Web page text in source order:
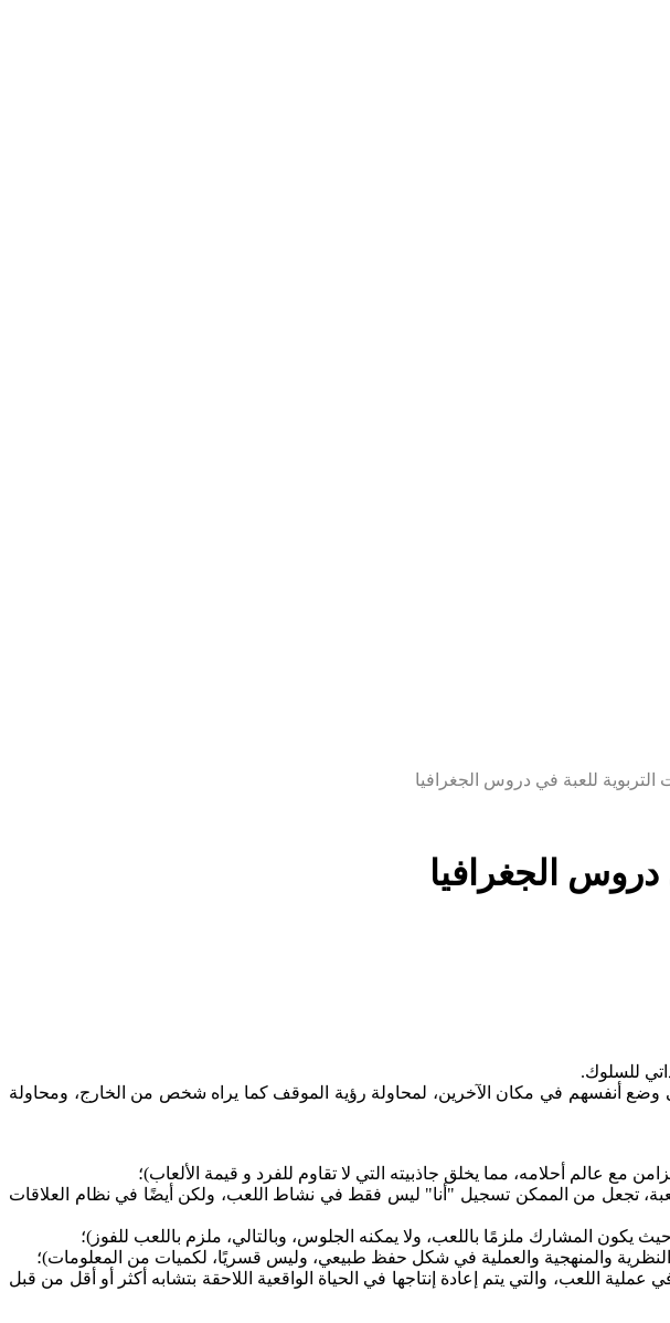
التربوية للعبة في دروس الجغرافيا
دروس الجغرافيا
للسلوك.
وضع أنفسهم في مكان الآخرين، لمحاولة رؤية الموقف كما يراه شخص من الخارج، ومحاولة
مع عالم أحلامه، مما يخلق جاذبيته التي لا تقاوم للفرد و قيمة الألعاب)؛
تجعل من الممكن تسجيل "أنا" ليس فقط في نشاط اللعب، ولكن أيضًا في نظام العلاقات
يكون المشارك ملزمًا باللعب، ولا يمكنه الجلوس، وبالتالي، ملزم باللعب للفوز)؛
والمنهجية والعملية في شكل حفظ طبيعي، وليس قسريًا، لكميات من المعلومات)؛
اللعب، والتي يتم إعادة إنتاجها في الحياة الواقعية اللاحقة بتشابه أكثر أو أقل من قبل